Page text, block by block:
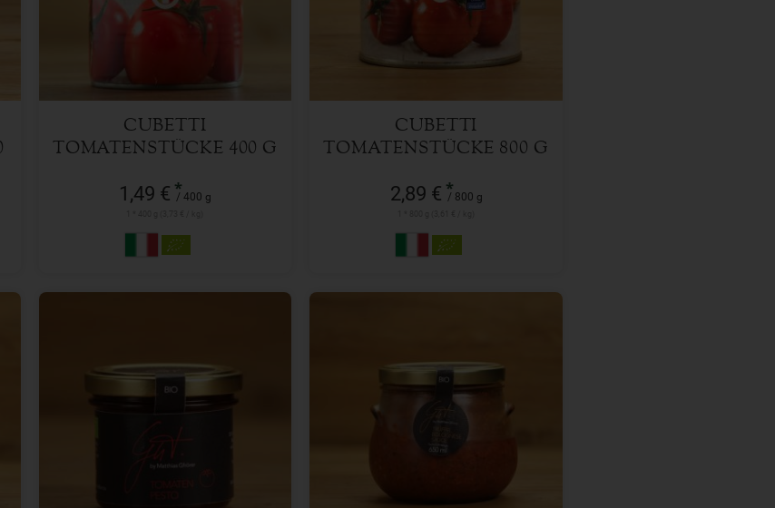
CUBETTI
TOMATENSTÜCKE 400 G
1,49 € *
/ 400 g
CUBETTI
TOMATENSTÜCKE 800 G
2,89 € *
/ 800 g